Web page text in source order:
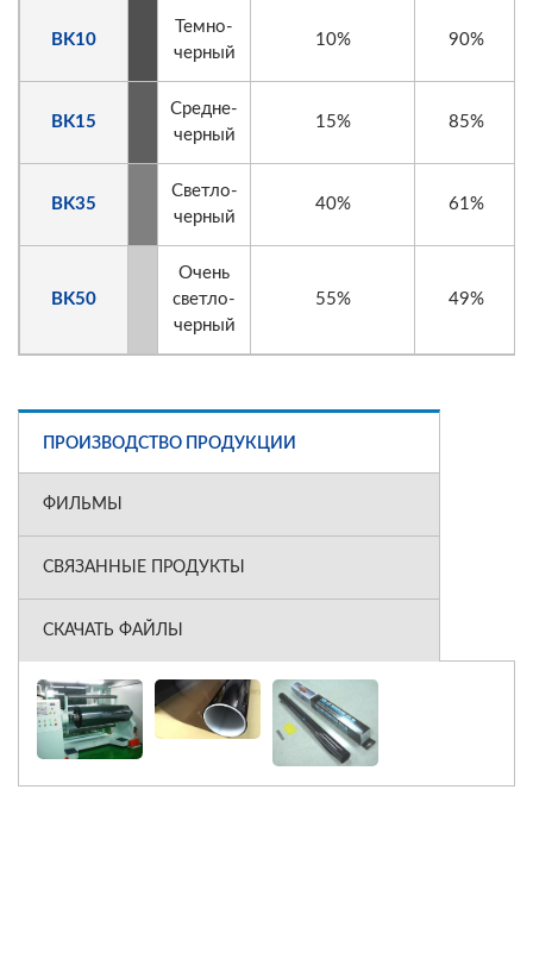
BK10
Темно-
черный
10% 90%
BK15
Средне-
черный
15% 85%
BK35
Светло-
черный
40% 61%
BK50
Очень
светло-
черный
55% 49%
ПРОИЗВОДСТВО ПРОДУКЦИИ
ФИЛЬМЫ
СВЯЗАННЫЕ ПРОДУКТЫ
СКАЧАТЬ ФАЙЛЫ